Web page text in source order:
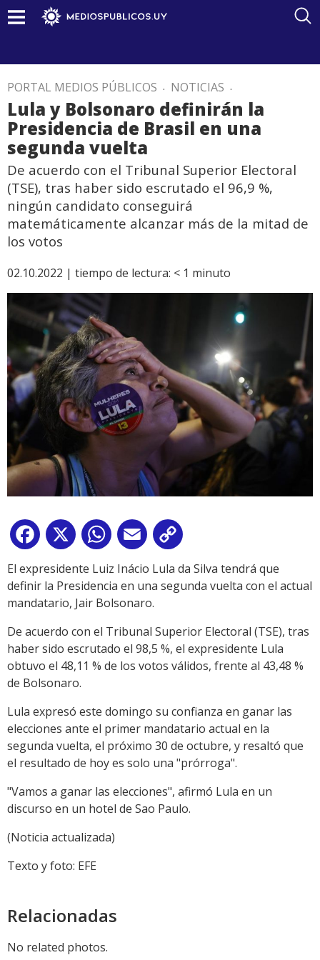
PORTAL MEDIOS PÚBLICOS . NOTICIAS .
Lula y Bolsonaro definirán la
Presidencia de Brasil en una
segunda vuelta
De acuerdo con el Tribunal Superior Electoral
(TSE), tras haber sido escrutado el 96,9 %,
ningún candidato conseguirá
matemáticamente alcanzar más de la mitad de
los votos
02.10.2022 | tiempo de lectura: < 1 minuto
Facebook
X WhatsApp
Email
Link
El expresidente Luiz Inácio Lula da Silva tendrá que
definir la Presidencia en una segunda vuelta con el actual
mandatario, Jair Bolsonaro.
De acuerdo con el Tribunal Superior Electoral (TSE), tras
haber sido escrutado el 98,5 %, el expresidente Lula
obtuvo el 48,11 % de los votos válidos, frente al 43,48 %
de Bolsonaro.
Lula expresó este domingo su confianza en ganar las
elecciones ante el primer mandatario actual en la
segunda vuelta, el próximo 30 de octubre, y resaltó que
el resultado de hoy es solo una "prórroga".
"Vamos a ganar las elecciones", afirmó Lula en un
discurso en un hotel de Sao Paulo.
(Noticia actualizada)
Texto y foto: EFE
Relacionadas
No related photos.